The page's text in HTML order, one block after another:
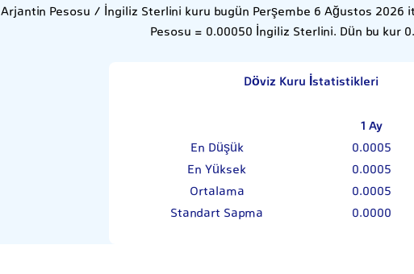
Arjantin Pesosu / İngiliz Sterlini kuru bugün Perşembe 6 Ağustos 2026
Pesosu = 0.00050 İngiliz Sterlini. Dün bu kur
Döviz Kuru İstatistikleri
1 Ay
En Düşük
0.0005
En Yüksek
0.0005
Ortalama
0.0005
Standart Sapma
0.0000